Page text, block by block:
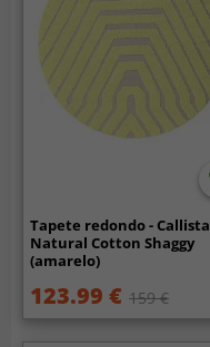
Tapete redondo - Callista
Natural Cotton Shaggy
(amarelo)
123.99 € 159 €